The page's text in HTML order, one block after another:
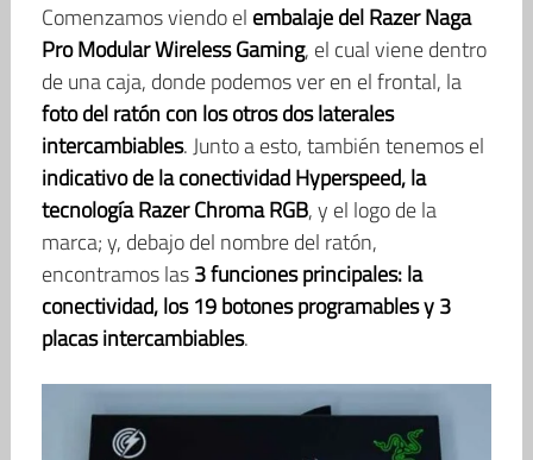
Comenzamos viendo el embalaje del Razer Naga
Pro Modular Wireless Gaming, el cual viene dentro
de una caja, donde podemos ver en el frontal, la
foto del ratón con los otros dos laterales
intercambiables. Junto a esto, también tenemos el
indicativo de la conectividad Hyperspeed, la
tecnología Razer Chroma RGB, y el logo de la
marca; y, debajo del nombre del ratón,
encontramos las3 funciones principales: la
conectividad, los 19 botones programables y 3
placas intercambiables.